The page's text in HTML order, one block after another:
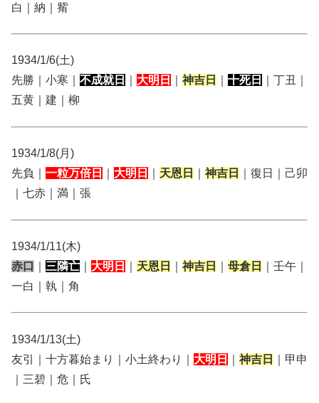
白｜納｜觜
1934/1/6(土)
先勝｜小寒｜ 不成就日 大明日 神吉日 十死日
｜丁丑｜
五黄｜建｜柳
1934/1/8(月)
先負｜ 一粒万倍日 大明日 天恩日 神吉日
｜復日｜己卯
｜七赤｜満｜張
1934/1/11(木)
赤口
三隣亡 大明日 天恩日 神吉日 母倉日
｜壬午｜
一白｜執｜角
1934/1/13(土)
友引｜十方暮始まり｜小土終わり｜ 大明日 神吉日
｜甲申
｜三碧｜危｜氏